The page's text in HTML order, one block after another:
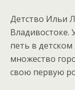
Детство Ильи
Владивостоке.
петь в
множество
свою первую